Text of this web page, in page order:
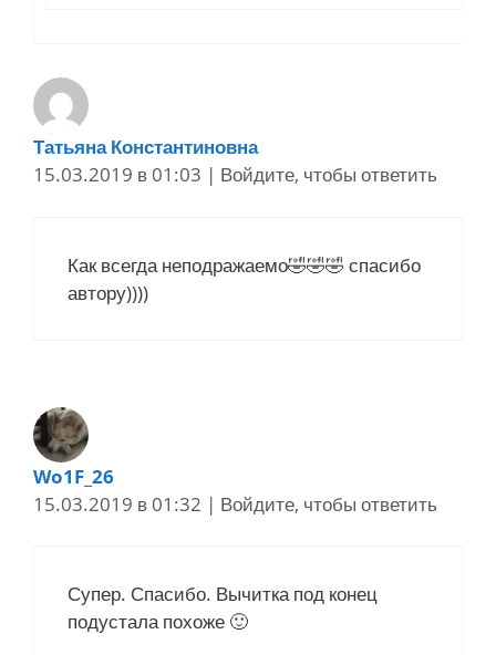
Татьяна Константиновна
15.03.2019 в 01:03 | Войдите, чтобы ответить
Как всегда неподражаемо🤣🤣🤣 спасибо
автору))))
Wo1F_26
15.03.2019 в 01:32 | Войдите, чтобы ответить
Супер. Спасибо. Вычитка под конец
подустала похоже 🙂